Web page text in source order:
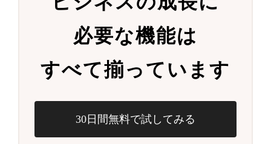
必要な機能は
すべて揃っています
30日間無料で試してみる